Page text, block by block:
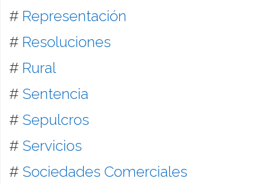
# Representación
# Resoluciones
# Rural
# Sentencia
# Sepulcros
# Servicios
# Sociedades Comerciales